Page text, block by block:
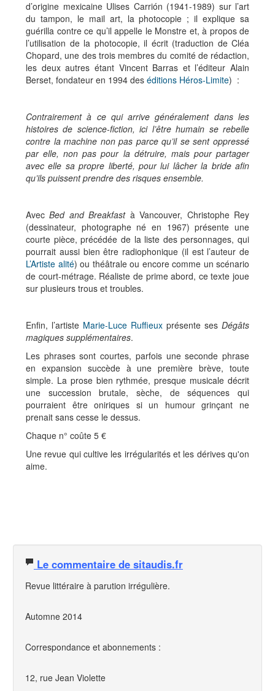
d’origine mexicaine Ulises Carrión (1941-1989) sur l’art
du tampon, le mail art, la photocopie ; il explique sa
guérilla contre ce qu’il appelle le Monstre et, à propos de
l’utilisation de la photocopie, il écrit (traduction de Cléa
Chopard, une des trois membres du comité de rédaction,
les deux autres étant Vincent Barras et l’éditeur Alain
Berset, fondateur en 1994 des éditions Héros-Limite) :
Contrairement à ce qui arrive généralement dans les
histoires de science-fiction, ici l’être humain se rebelle
contre la machine non pas parce qu’il se sent oppressé
par elle, non pas pour la détruire, mais pour partager
avec elle sa propre liberté, pour lui lâcher la bride afin
qu’ils puissent prendre des risques ensemble.
AvecBed and Breakfastà Vancouver, Christophe Rey
(dessinateur, photographe né en 1967) présente une
courte pièce, précédée de la liste des personnages, qui
pourrait aussi bien être radiophonique (il est l’auteur de
L’Artiste alité) ou théâtrale ou encore comme un scénario
de court-métrage. Réaliste de prime abord, ce texte joue
sur plusieurs trous et troubles.
Enfin, l’artiste Marie-Luce Ruffieux présente ses Dégâts
magiques supplémentaires.
Les phrases sont courtes, parfois une seconde phrase
en expansion succède à une première brève, toute
simple. La prose bien rythmée, presque musicale décrit
une succession brutale, sèche, de séquences qui
pourraient être oniriques si un humour grinçant ne
prenait sans cesse le dessus.
Chaque n° coûte 5 €
Une revue qui cultive les irrégularités et les dérives qu'on
aime.
Le commentaire de sitaudis.fr
Revue littéraire à parution irrégulière.
Automne 2014
Correspondance et abonnements :
12, rue Jean Violette